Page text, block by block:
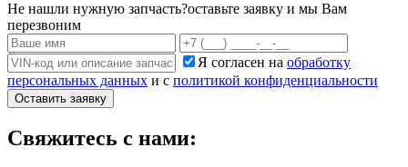
Не нашли нужную запчасть?оставьте заявку и мы Вам
перезвоним
Я согласен на обработку
персональных данных и с политикой конфиденциальности
Оставить заявку
Свяжитесь с нами: